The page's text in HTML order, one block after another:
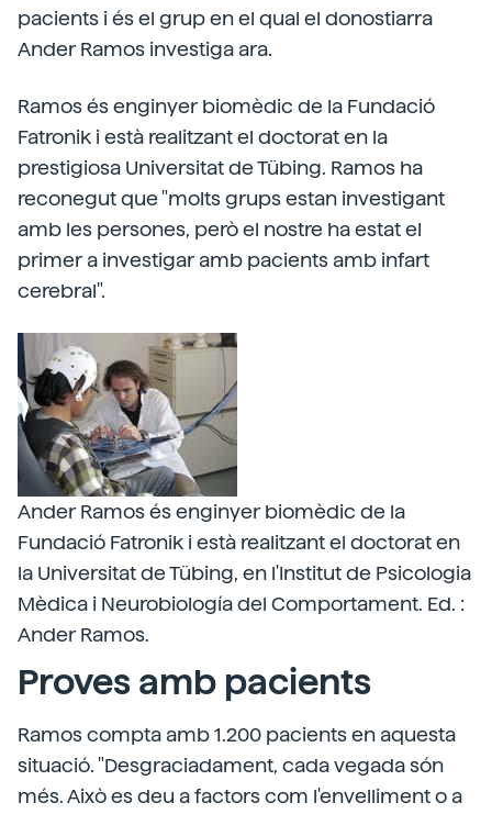
pacients i és el grup en el qual el donostiarra
Ander Ramos investiga ara.
Ramos és enginyer biomèdic de la Fundació
Fatronik i està realitzant el doctorat en la
prestigiosa Universitat de Tübing. Ramos ha
reconegut que "molts grups estan investigant
amb les persones, però el nostre ha estat el
primer a investigar amb pacients amb infart
cerebral".
Ander Ramos és enginyer biomèdic de la
Fundació Fatronik i està realitzant el doctorat en
la Universitat de Tübing, en l'Institut de Psicologia
Mèdica i Neurobiología del Comportament. Ed. :
Ander Ramos.
Proves amb pacients
Ramos compta amb 1.200 pacients en aquesta
situació. "Desgraciadament, cada vegada són
més. Això es deu a factors com l'envelliment o a